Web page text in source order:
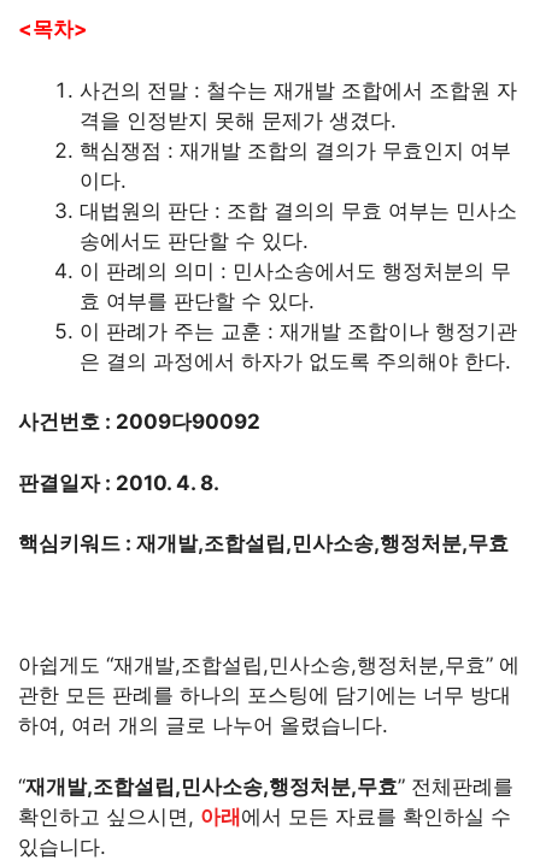
<목차>
사건의 전말 : 철수는 재개발 조합에서 조합원 자
격을 인정받지 못해 문제가 생겼다.
핵심쟁점 : 재개발 조합의 결의가 무효인지 여부
이다.
대법원의 판단 : 조합 결의의 무효 여부는 민사소
송에서도 판단할 수 있다.
이 판례의 의미 : 민사소송에서도 행정처분의 무
효 여부를 판단할 수 있다.
이 판례가 주는 교훈 : 재개발 조합이나 행정기관
은 결의 과정에서 하자가 없도록 주의해야 한다.
사건번호 : 2009다90092
판결일자 : 2010. 4. 8.
핵심키워드 : 재개발,조합설립,민사소송,행정처분,무효
아쉽게도 “재개발,조합설립,민사소송,행정처분,무효” 에
관한 모든 판례를 하나의 포스팅에 담기에는 너무 방대
하여, 여러 개의 글로 나누어 올렸습니다.
“재개발,조합설립,민사소송,행정처분,무효” 전체판례를
확인하고 싶으시면, 아래에서 모든 자료를 확인하실 수
있습니다.